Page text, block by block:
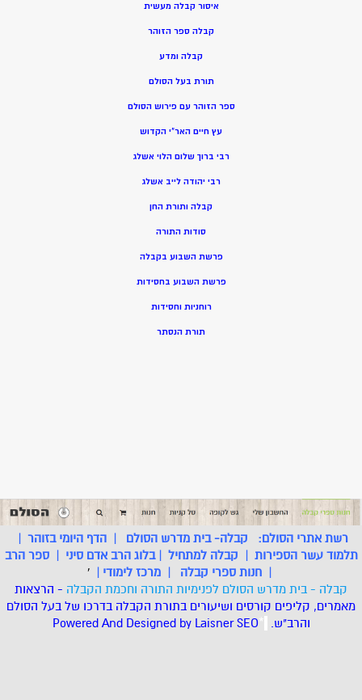
איסור קבלה מעשית
קבלה ספר הזוהר
קבלה ומדע
תורת בעל הסולם
ספר הזוהר עם פירוש הסולם
עץ חיים האר”י הקדוש
רבי ברוך שלום הלוי אשלג
רבי יהודה לייב אשלג
קבלה ותורת החן
סודות התורה
פרשת השבוע בקבלה
פרשת השבוע בחסידות
רוחניות וחסידות
תורת הנסתר
רשת אתרי הסולם: קבלה- בית מדרש הסולם |הדף היומי בזוהר |
תלמוד עשר הספירות | קבלה למתחיל |בלוג הרב אדם סיני |ספר הרב
| חנות ספרי קבלה | מרכז לימודי |
'
קבלה - בית מדרש הסולם לפנימיות התורה וחכמת הקבלה - הרצאות
מאמרים, קליפים קורסים ושיעורים בתורת הקבלה בדרכו של בעל הסולם
והרב"ש. *
Powered And Designed by LaisnerSEO